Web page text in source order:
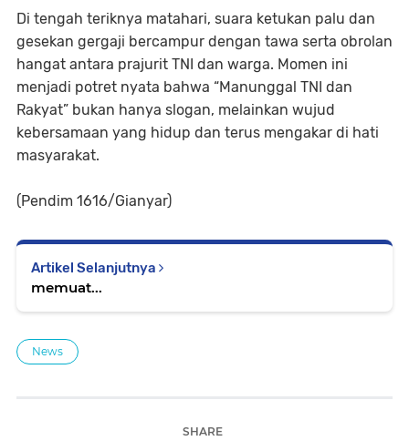
Di tengah teriknya matahari, suara ketukan palu dan
gesekan gergaji bercampur dengan tawa serta obrolan
hangat antara prajurit TNI dan warga. Momen ini
menjadi potret nyata bahwa “Manunggal TNI dan
Rakyat” bukan hanya slogan, melainkan wujud
kebersamaan yang hidup dan terus mengakar di hati
masyarakat.
(Pendim 1616/Gianyar)
Artikel Selanjutnya
memuat...
News
SHARE